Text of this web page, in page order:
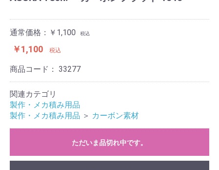
通常価格：￥1,100 税込
￥1,100 税込
商品コード： 33277
関連カテゴリ
製作・メカ積み用品
製作・メカ積み用品 ＞ カーボン素材
ただいま品切れ中です。